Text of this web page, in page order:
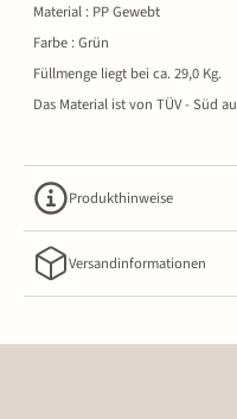
Material : PP Gewebt
Farbe : Grün
Füllmenge liegt bei ca. 29,0 Kg.
Das Material ist von TÜV - Süd
Produkthinweise
Versandinformationen